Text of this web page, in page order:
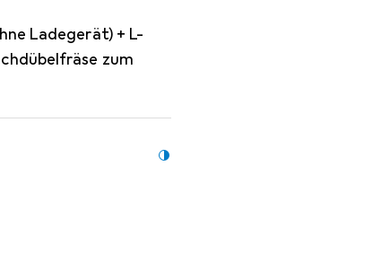
Ladegerät) + L-
zum